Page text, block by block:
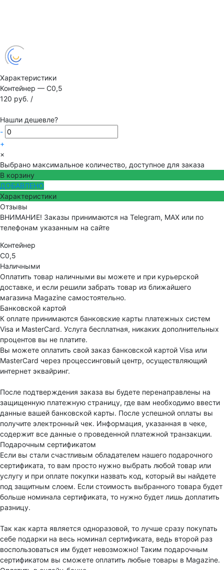
Характеристики
Контейнер — С0,5
120 руб. /
Нашли дешевле?
-
+
×
Выбрано максимальное количество, доступное для заказа
В корзину
ДОБАВЛЕНО
Характеристики
Отзывы
ВНИМАНИЕ! Заказы принимаются на Telegram, MAX или по
телефонам указанным на сайте
Контейнер
С0,5
Наличными
Оплатить товар наличными вы можете и при курьерской
доставке, и если решили забрать товар из ближайшего
магазина Magazine самоcтоятельно.
Банковской картой
К оплате принимаются банковские карты платежных систем
Visa и MasterCard. Услуга бесплатная, никаких дополнительных
процентов вы не платите.
Вы можете оплатить свой заказ банковской картой Visa или
MasterCard через процессинговый центр, осуществляющий
интернет эквайринг.
После подтверждения заказа вы будете перенаправлены на
защищенную платежную страницу, где вам необходимо ввести
данные вашей банковской карты. После успешной оплаты вы
получите электронный чек. Информация, указанная в чеке,
содержит все данные о проведенной платежной транзакции.
Подарочным сертификатом
Если вы стали счастливым обладателем нашего подарочного
сертификата, то вам просто нужно выбрать любой товар или
услугу и при оплате покупки назвать код, который вы найдете
под защитным слоем. Если стоимость выбранного товара будет
больше номинала сертификата, то нужно будет лишь доплатить
разницу.
Так как карта является одноразовой, то лучше сразу покупать
себе подарки на весь номинал сертификата, ведь второй раз
воспользоваться им будет невозможно! Таким подарочным
сертификатом вы сможете оплатить любые товары в Magazine.